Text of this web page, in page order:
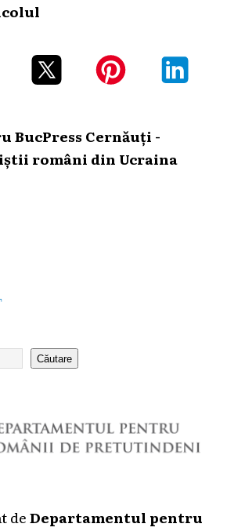
BucPress Cernăuți -
români din Ucraina
Căutare
deDepartamentul pentru